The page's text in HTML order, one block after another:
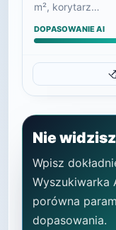
m², korytarz…
DOPASOWANIE AI
Nie
Wpisz
Wyszukiwarka
porówna
dopasowania.